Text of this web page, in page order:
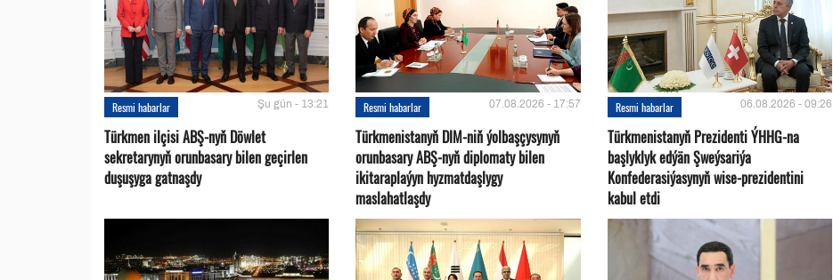
Resmi habarlar Şu gün - 13:21
Türkmen ilçisi ABŞ-nyň Döwlet
sekretarynyň orunbasary bilen geçirlen
duşuşyga gatnaşdy
Resmi habarlar 07.08.2026 - 17:57
Türkmenistanyň DIM-niň ýolbaşçysynyň
orunbasary ABŞ-nyň diplomaty bilen
ikitaraplaýyn hyzmatdaşlygy
maslahatlaşdy
Resmi habarlar 06.08.2026 - 09:26
Türkmenistanyň Prezidenti ÝHHG-na
başlyklyk edýän Şweýsariýa
Konfederasiýasynyň wise-prezidentini
kabul etdi